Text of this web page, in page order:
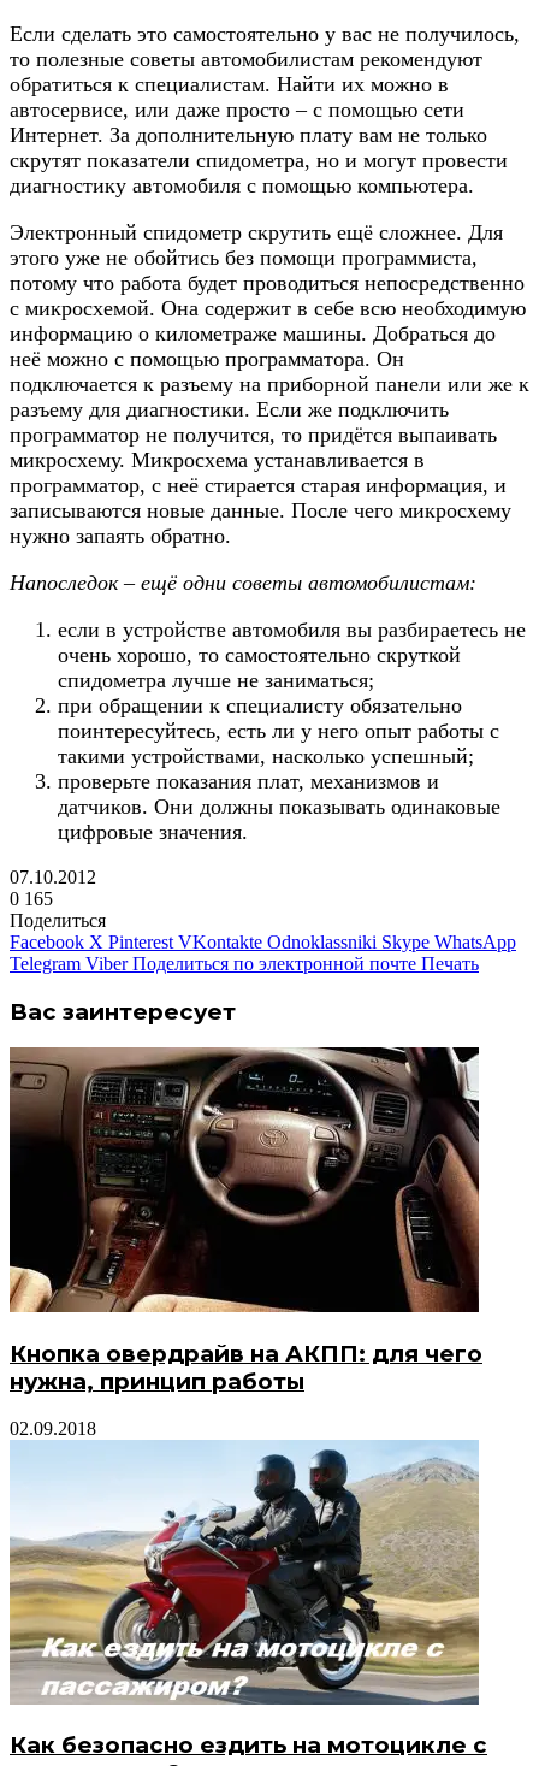
Если сделать это самостоятельно у вас не получилось,
то полезные советы автомобилистам рекомендуют
обратиться к специалистам. Найти их можно в
автосервисе, или даже просто – с помощью сети
Интернет. За дополнительную плату вам не только
скрутят показатели спидометра, но и могут провести
диагностику автомобиля с помощью компьютера.
Электронный спидометр скрутить ещё сложнее. Для
этого уже не обойтись без помощи программиста,
потому что работа будет проводиться непосредственно
с микросхемой. Она содержит в себе всю необходимую
информацию о километраже машины. Добраться до
неё можно с помощью программатора. Он
подключается к разъему на приборной панели или же к
разъему для диагностики. Если же подключить
программатор не получится, то придётся выпаивать
микросхему. Микросхема устанавливается в
программатор, с неё стирается старая информация, и
записываются новые данные. После чего микросхему
нужно запаять обратно.
Напоследок – ещё одни советы автомобилистам:
если в устройстве автомобиля вы разбираетесь не
очень хорошо, то самостоятельно скруткой
спидометра лучше не заниматься;
при обращении к специалисту обязательно
поинтересуйтесь, есть ли у него опыт работы с
такими устройствами, насколько успешный;
проверьте показания плат, механизмов и
датчиков. Они должны показывать одинаковые
цифровые значения.
07.10.2012
0 165
Поделиться
Facebook X Pinterest VKontakte Odnoklassniki Skype WhatsApp
Telegram Viber Поделиться по электронной почте Печать
Вас заинтересует
Кнопка овердрайв на АКПП: для чего
нужна, принцип работы
02.09.2018
Как безопасно ездить на мотоцикле с